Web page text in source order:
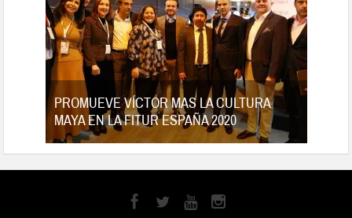
PROMUEVE VÍCTOR MAS LA CULTURA
MAYA EN LA FITUR ESPAÑA 2020